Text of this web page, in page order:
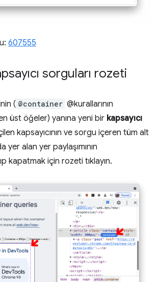
607555
sorguları rozeti
( @container @kurallarının
üst öğeler) yanına yeni bir kapsayıcı
kapsayıcının ve sorgu içeren tüm alt
yer alan yer paylaşımının
kapatmak için rozeti tıklayın.